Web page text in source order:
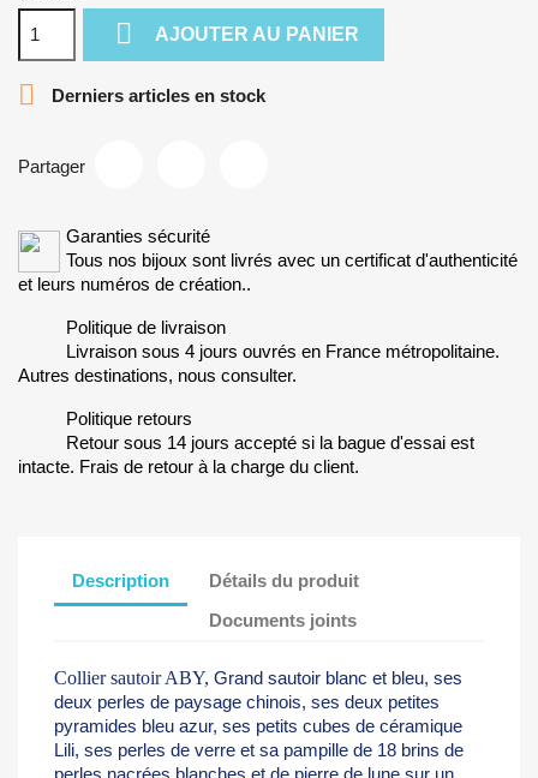
 AJOUTER AU PANIER
 Derniers articles en stock
Partager
Garanties sécurité
Tous nos bijoux sont livrés avec un certificat d'authenticité
et leurs numéros de création..
Politique de livraison
Livraison sous 4 jours ouvrés en France métropolitaine.
Autres destinations, nous consulter.
Politique retours
Retour sous 14 jours accepté si la bague d'essai est
intacte. Frais de retour à la charge du client.
Description
Détails du produit
Documents joints
Collier sautoir ABY, Grand sautoir blanc et bleu, ses
deux perles de paysage chinois, ses deux petites
pyramides bleu azur, ses petits cubes de céramique
Lili, ses perles de verre et sa pampille de 18 brins de
perles nacrées blanches et de pierre de lune sur un